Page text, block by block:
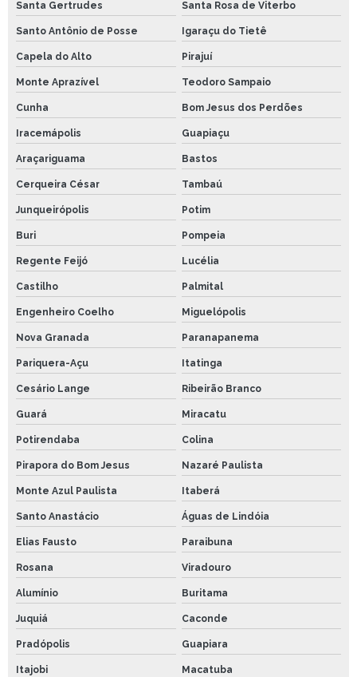
Santa Gertrudes Santa Rosa de Viterbo
Santo Antônio de Posse Igaraçu do Tietê
Capela do Alto Pirajuí
Monte Aprazível Teodoro Sampaio
Cunha Bom Jesus dos Perdões
Iracemápolis Guapiaçu
Araçariguama Bastos
Cerqueira César Tambaú
Junqueirópolis Potim
Buri Pompeia
Regente Feijó Lucélia
Castilho Palmital
Engenheiro Coelho Miguelópolis
Nova Granada Paranapanema
Pariquera-Açu Itatinga
Cesário Lange Ribeirão Branco
Guará Miracatu
Potirendaba Colina
Pirapora do Bom Jesus Nazaré Paulista
Monte Azul Paulista Itaberá
Santo Anastácio Águas de Lindóia
Elias Fausto Paraibuna
Rosana Viradouro
Alumínio Buritama
Juquiá Caconde
Pradópolis Guapiara
Itajobi Macatuba